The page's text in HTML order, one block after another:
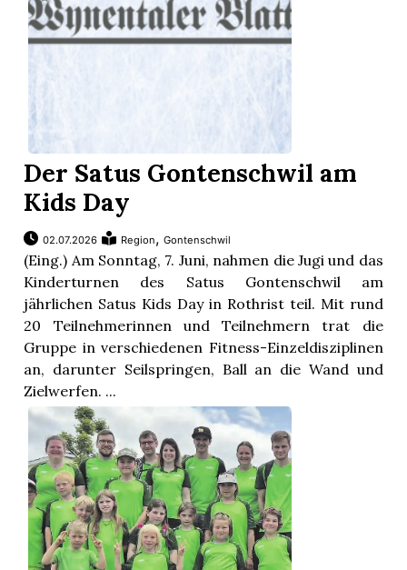
Der Satus Gontenschwil am
Kids Day
02.07.2026 Region,Gontenschwil
(Eing.) Am Sonntag, 7. Juni, nahmen die Jugi und das
Kinderturnen des Satus Gontenschwil am
jährlichen Satus Kids Day in Rothrist teil. Mit rund
20 Teilnehmerinnen und Teilnehmern trat die
Gruppe in verschiedenen Fitness-Einzeldisziplinen
an, darunter Seilspringen, Ball an die Wand und
Zielwerfen. ...